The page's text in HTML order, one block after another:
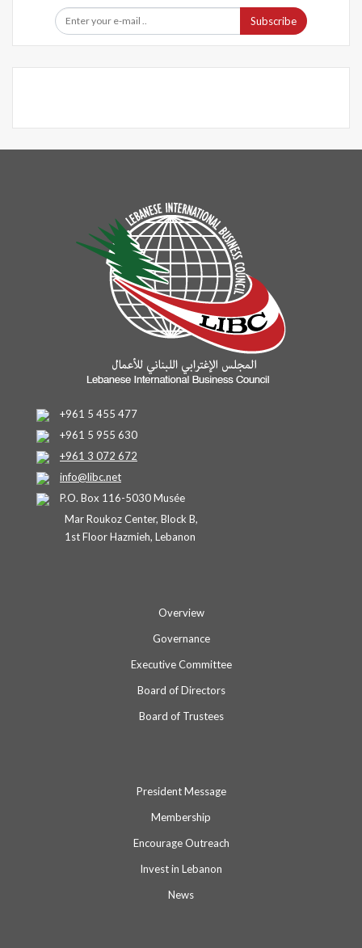
Subscribe
+961 5 455 477
+961 5 955 630
+961 3 072 672
info@libc.net
P.O. Box 116-5030 Musée
Mar Roukoz Center, Block B,
1st Floor Hazmieh, Lebanon
Overview
Governance
Executive Committee
Board of Directors
Board of Trustees
President Message
Membership
Encourage Outreach
Invest in Lebanon
News